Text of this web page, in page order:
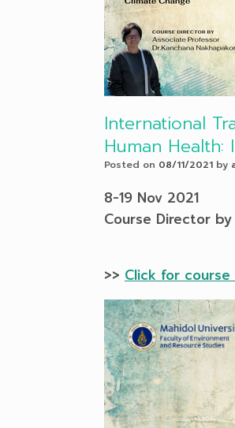
International
Human
Posted on 08/11/2021 by
8-19 Nov 2021
Course Director by
>> Click for